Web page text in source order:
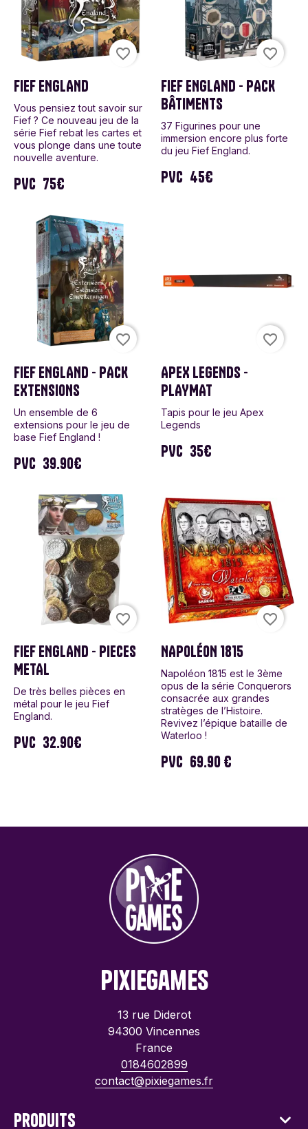
FIEF ENGLAND
Vous pensiez tout savoir sur
Fief ? Ce nouveau jeu de la
série Fief rebat les cartes et
vous plonge dans une toute
nouvelle aventure.
PVC 75€
favorite_border
FIEF ENGLAND - PACK
BÂTIMENTS
37 Figurines pour une
immersion encore plus forte
du jeu Fief England.
PVC 45€
favorite_border
FIEF ENGLAND - PACK
EXTENSIONS
Un ensemble de 6
extensions pour le jeu de
base Fief England !
PVC 39.90€
favorite_border
APEX LEGENDS -
PLAYMAT
Tapis pour le jeu Apex
Legends
PVC 35€
favorite_border
FIEF ENGLAND - PIECES
METAL
De très belles pièces en
métal pour le jeu Fief
England.
PVC 32.90€
favorite_border
NAPOLÉON 1815
Napoléon 1815 est le 3ème
opus de la série Conquerors
consacrée aux grandes
stratèges de l’Histoire.
Revivez l’épique bataille de
Waterloo !
PVC 69.90 €
favorite_border
PixieGames
13 rue Diderot
94300 Vincennes
France
0184602899
contact@pixiegames.fr
Produits